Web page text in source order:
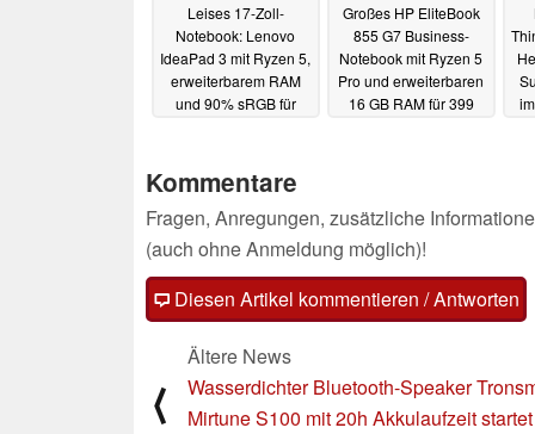
Leises 17-Zoll-
Notebook: Lenovo
IdeaPad 3 mit Ryzen 5,
erweiterbarem RAM
und 90% sRGB für
Großes HP EliteBook
855 G7 Business-
Notebook mit Ryzen 5
Pro und erweiterbaren
16 GB RAM für 399
Kommentare
Fragen, Anregungen, zusätzliche
(auch ohne Anmeldung möglich)!
Diesen Artikel kommentieren / Antworten
⟨
Ältere News
Wasserdichter Bluetooth-Speaker
Mirtune S100 mit 20h Akkulaufzeit